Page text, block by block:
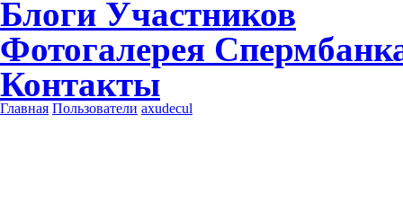
Блоги Участников
Фотогалерея
Контакты
Главная Пользователи axudecul